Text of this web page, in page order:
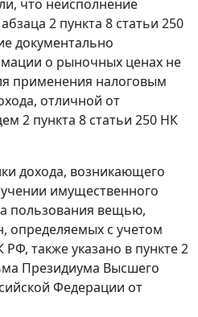
что неисполнение
абзаца 2 пункта 8 статьи 250
документально
о рыночных ценах не
применения налоговым
отличной от
2 пункта 8 статьи 250 НК
дохода, возникающего
имущественного
пользования вещью,
определяемых с учетом
РФ, также указано в пункте 2
Президиума Высшего
Федерации от